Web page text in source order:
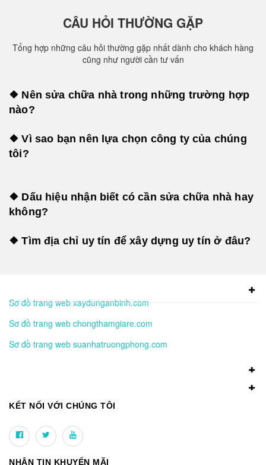
CÂU HỎI THƯỜNG GẶP
Tổng hợp những câu hỏi thường gặp nhất dành cho khách hàng
cũng như người cần tư vấn
❖ Nên sửa chữa nhà trong những trường hợp
nào?
❖ Vì sao bạn nên lựa chọn công ty của chúng
tôi?
❖ Dấu hiệu nhận biết có cần sửa chữa nhà hay
không?
❖ Tìm địa chỉ uy tín để xây dựng uy tín ở đâu?
Sơ đồ trang web xaydunganbinh.com
Sơ đồ trang web chongthamgiare.com
Sơ đồ trang web suanhatruongphong.com
KẾT NỐI VỚI CHÚNG TÔI
NHẬN TIN KHUYẾN MÃI